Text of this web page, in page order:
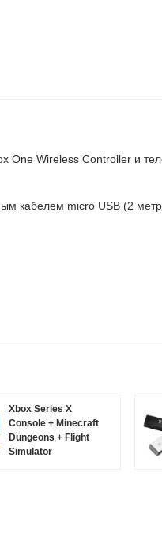
One Wireless Controller и
кабелем micro USB (2
Xbox Series X
Console + Minecraft
Dungeons + Flight
Simulator